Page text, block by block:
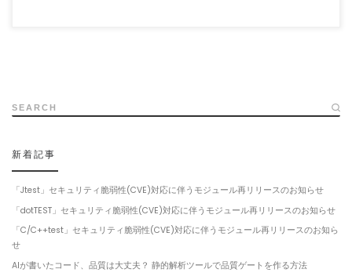
SEARCH
新着記事
「Jtest」セキュリティ脆弱性(CVE)対応に伴うモジュール再リリースのお知らせ
「dotTEST」セキュリティ脆弱性(CVE)対応に伴うモジュール再リリースのお知らせ
「C/C++test」セキュリティ脆弱性(CVE)対応に伴うモジュール再リリースのお知ら
せ
AIが書いたコード、品質は大丈夫？ 静的解析ツールで品質ゲートを作る方法